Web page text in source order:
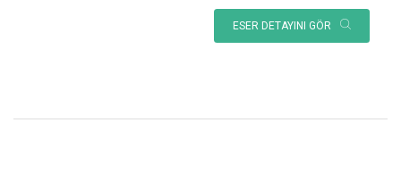
ESER DETAYINI GÖR